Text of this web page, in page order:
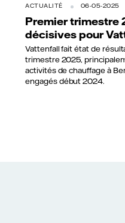
ACTUALITÉ 06-05-2025
Premier trimestre
décisives pour
Vattenfall fait état de
trimestre 2025,
activités de chauffage à
engagés début 2024.